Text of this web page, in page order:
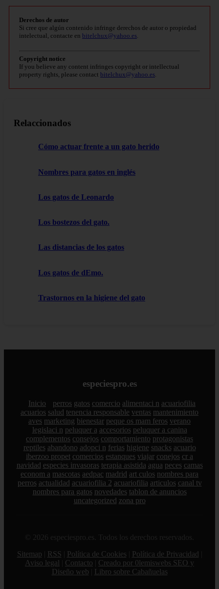
Derechos de autor
Si cree que algún contenido infringe derechos de autor o propiedad
intelectual, contacte en bitelchux@yahoo.es
Copyright notice
If you believe any content infringes copyright or intellectual
property rights, please contact bitelchux@yahoo.es
Relaccionados
Cómo actuar frente a un gato herido
Nombres para gatos en inglés
Los gatos de Leonardo
Los bostezos del gato.
Las distancias de los gatos
Los gatos de dEmo.
Trastornos en la higiene del gato
especiespro.es
Inicio perros gatos comercio alimentaci n acuariofilia
acuarios salud tenencia responsable ventas mantenimiento
aves marketing bienestar peque os mam feros verano
legislaci n peluquer a accesorios peluquer a canina
complementos consejos comportamiento protagonistas
reptiles abandono adopci n ferias higiene snacks acuario
iberzoo propet comercios estanques viajar conejos cr a
navidad especies invasoras terapia asistida agua peces camas
econom a mascotas aedpac madrid art culos nombres para
perros actualidad acuariofilia 2 acuariofilia articulos canal tv
nombres para gatos novedades tablon de anuncios
uncategorized zona pro
© 2026 especiespro.es. Todos los derechos reservados.
Sitemap
RSS Política de Cookies Política de Privacidad
Aviso legal
Contacto
Creado por 0lemiswebs SEO y
Diseño web
Libro sobre Cabañuelas